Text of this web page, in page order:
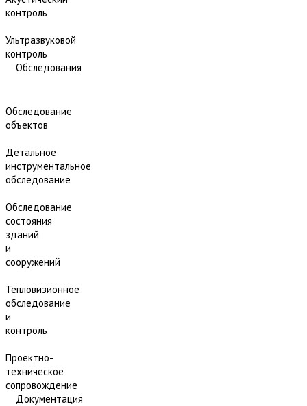
контроль
Ультразвуковой
контроль
Обследования
Обследование
объектов
Детальное
инструментальное
обследование
Обследование
состояния
зданий
и
сооружений
Тепловизионное
обследование
и
контроль
Проектно-
техническое
сопровождение
Документация